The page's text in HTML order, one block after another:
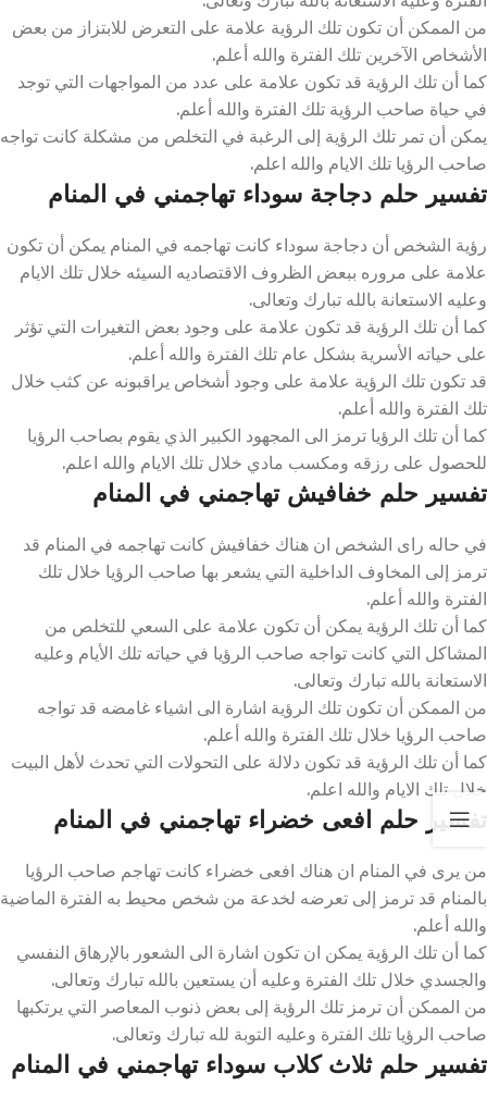
من الممكن أن تكون تلك الرؤية علامة على التعرض للابتزاز من بعض
الأشخاص الآخرين تلك الفترة والله أعلم.
كما أن تلك الرؤية قد تكون علامة على عدد من المواجهات التي توجد
في حياة صاحب الرؤية تلك الفترة والله أعلم.
يمكن أن تمر تلك الرؤية إلى الرغبة في التخلص من مشكلة كانت تواجه
صاحب الرؤيا تلك الايام والله اعلم.
تفسير حلم دجاجة سوداء تهاجمني في المنام
رؤية الشخص أن دجاجة سوداء كانت تهاجمه في المنام يمكن أن تكون
علامة على مروره ببعض الظروف الاقتصاديه السيئه خلال تلك الايام
وعليه الاستعانة بالله تبارك وتعالى.
كما أن تلك الرؤية قد تكون علامة على وجود بعض التغيرات التي تؤثر
على حياته الأسرية بشكل عام تلك الفترة والله أعلم.
قد تكون تلك الرؤية علامة على وجود أشخاص يراقبونه عن كثب خلال
تلك الفترة والله أعلم.
كما أن تلك الرؤيا ترمز الى المجهود الكبير الذي يقوم بصاحب الرؤيا
للحصول على رزقه ومكسب مادي خلال تلك الايام والله اعلم.
تفسير حلم خفافيش تهاجمني في المنام
في حاله راى الشخص ان هناك خفافيش كانت تهاجمه في المنام قد
ترمز إلى المخاوف الداخلية التي يشعر بها صاحب الرؤيا خلال تلك
الفترة والله أعلم.
كما أن تلك الرؤية يمكن أن تكون علامة على السعي للتخلص من
المشاكل التي كانت تواجه صاحب الرؤيا في حياته تلك الأيام وعليه
الاستعانة بالله تبارك وتعالى.
من الممكن أن تكون تلك الرؤية اشارة الى اشياء غامضه قد تواجه
صاحب الرؤيا خلال تلك الفترة والله أعلم.
كما أن تلك الرؤية قد تكون دلالة على التحولات التي تحدث لأهل البيت
خلال تلك الايام والله اعلم.
تفسير حلم افعى خضراء تهاجمني في المنام
من يرى في المنام ان هناك افعى خضراء كانت تهاجم صاحب الرؤيا
بالمنام قد ترمز إلى تعرضه لخدعة من شخص محيط به الفترة الماضية
والله أعلم.
كما أن تلك الرؤية يمكن ان تكون اشارة الى الشعور بالإرهاق النفسي
والجسدي خلال تلك الفترة وعليه أن يستعين بالله تبارك وتعالى.
من الممكن أن ترمز تلك الرؤية إلى بعض ذنوب المعاصر التي يرتكبها
صاحب الرؤيا تلك الفترة وعليه التوبة لله تبارك وتعالى.
تفسير حلم ثلاث كلاب سوداء تهاجمني في المنام